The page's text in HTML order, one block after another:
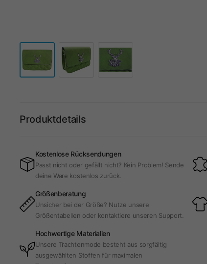
Produktdetails
Kostenlose Rücksendungen
Passt nicht oder gefällt nicht? Kein Problem! Sende
deine Ware kostenlos zurück.
Größenberatung
Unsicher bei der Größe? Nutze unsere
Größentabellen oder kontaktiere unseren Support.
Hochwertige Materialien
Unsere Trachtenmode besteht aus sorgfältig
ausgewählten Stoffen für maximalen